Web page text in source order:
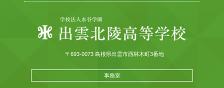
〒693-0073 島根県出雲市西林木町3番地
事務室